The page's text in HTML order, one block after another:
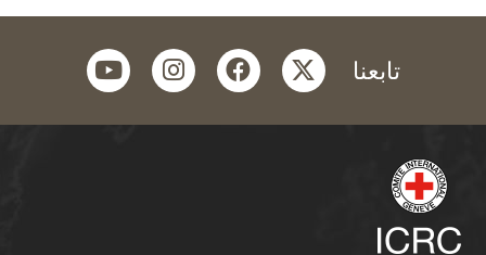
تابعنا twitter
facebook
instagram
youtube